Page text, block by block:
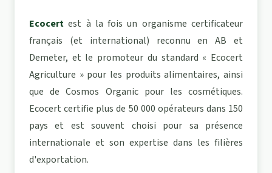
Ecocert est à la fois un organisme certificateur
français (et international) reconnu en AB et
Demeter, et le promoteur du standard « Ecocert
Agriculture » pour les produits alimentaires, ainsi
que de Cosmos Organic pour les cosmétiques.
Ecocert certifie plus de 50 000 opérateurs dans 150
pays et est souvent choisi pour sa présence
internationale et son expertise dans les filières
d'exportation.